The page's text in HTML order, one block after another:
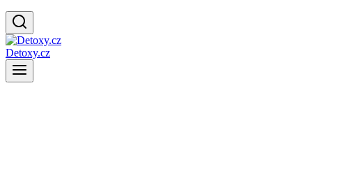
Detoxy.cz